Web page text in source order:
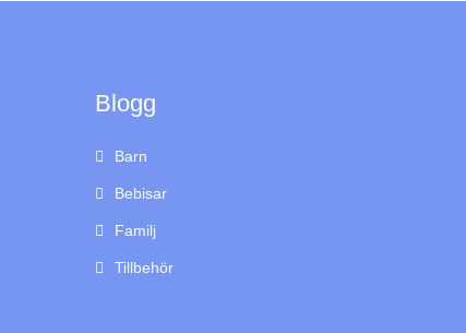
Blogg
Barn
Bebisar
Familj
Tillbehör